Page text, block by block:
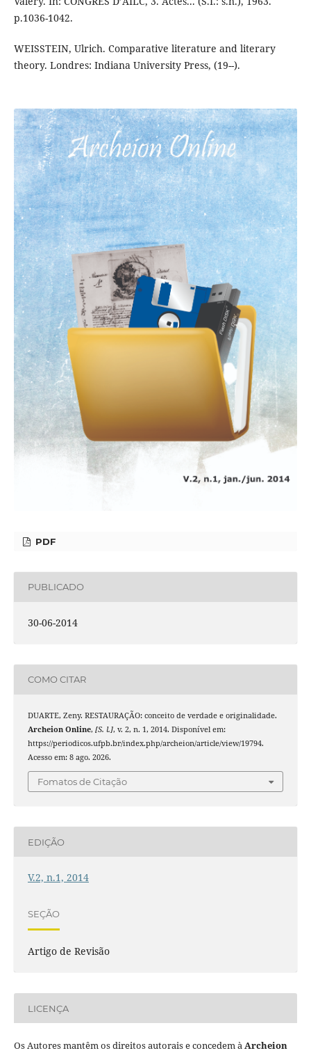
p.1036-1042.
WEISSTEIN, Ulrich. Comparative literature and literary
theory. Londres: Indiana University Press, (19--).
PDF
PUBLICADO
30-06-2014
COMO CITAR
DUARTE, Zeny. RESTAURAÇÃO: conceito de verdade e originalidade.
Archeion Online, [S. l.], v. 2, n. 1, 2014. Disponível em:
https://periodicos.ufpb.br/index.php/archeion/article/view/19794.
Acesso em: 8 ago. 2026.
Fomatos de Citação
EDIÇÃO
V.2, n.1, 2014
SEÇÃO
Artigo de Revisão
LICENÇA
Os Autores mantêm os direitos autorais e concedem àArcheion